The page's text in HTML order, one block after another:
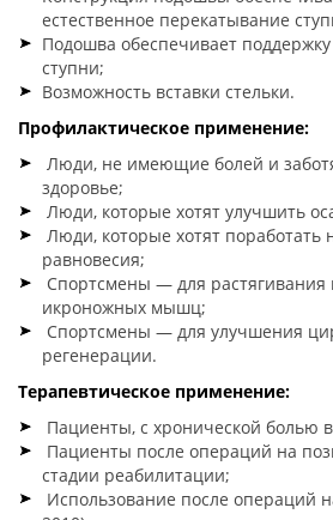
естественное перекатывание
Подошва обеспечивает
ступни;
Возможность вставки стельки.
Профилактическое применение:
Люди, не имеющие болей и
здоровье;
Люди, которые хотят улучшить
Люди, которые хотят поработать
равновесия;
Спортсмены — для растягивания
икроножных мышц;
Спортсмены — для улучшения
регенерации.
Терапевтическое применение:
Пациенты, с хронической болью
Пациенты после операций на
стадии реабилитации;
Использование после операций